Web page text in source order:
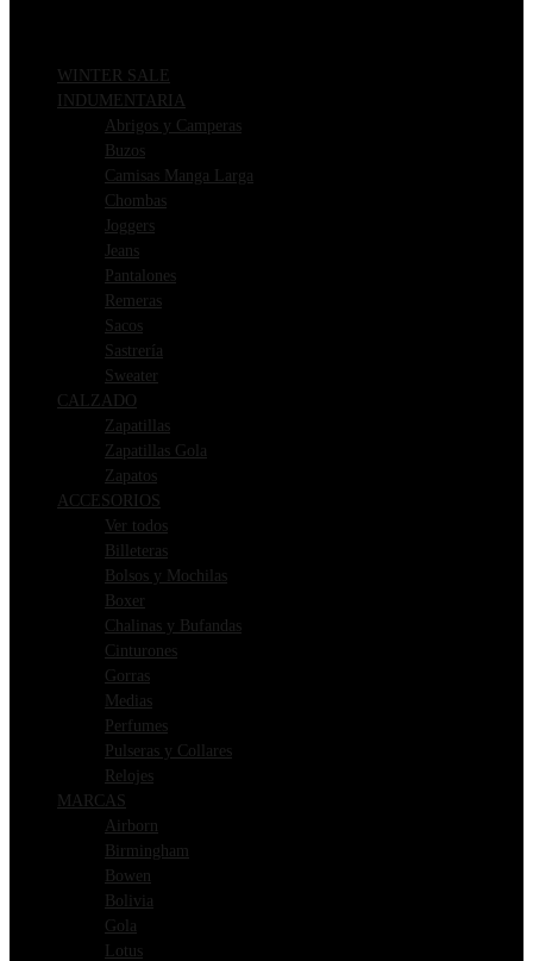
WINTER SALE
INDUMENTARIA
Abrigos y Camperas
Buzos
Camisas Manga Larga
Chombas
Joggers
Jeans
Pantalones
Remeras
Sacos
Sastrería
Sweater
CALZADO
Zapatillas
Zapatillas Gola
Zapatos
ACCESORIOS
Ver todos
Billeteras
Bolsos y Mochilas
Boxer
Chalinas y Bufandas
Cinturones
Gorras
Medias
Perfumes
Pulseras y Collares
Relojes
MARCAS
Airborn
Birmingham
Bowen
Bolivia
Gola
Lotus